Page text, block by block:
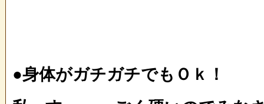
●身体がガチガチでもＯｋ！